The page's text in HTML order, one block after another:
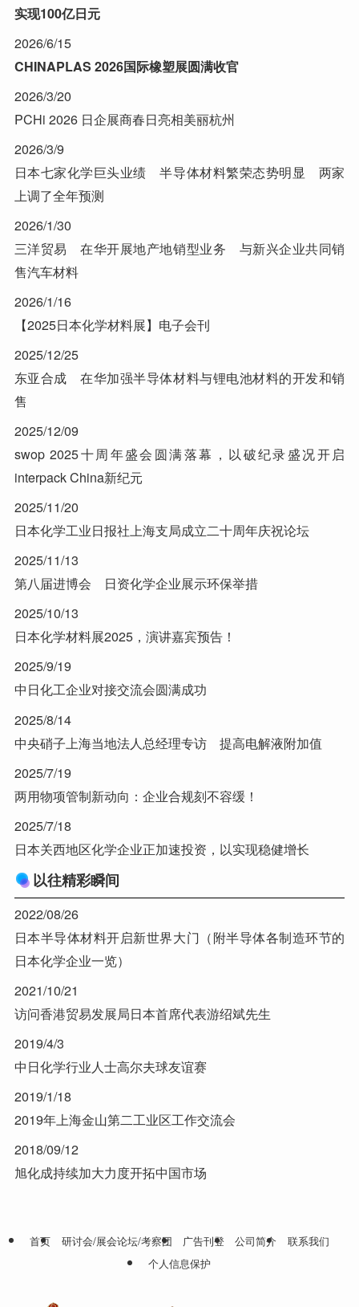
实现100亿日元
2026/6/15
CHINAPLAS 2026国际橡塑展圆满收官
2026/3/20
PCHi 2026 日企展商春日亮相美丽杭州
2026/3/9
日本七家化学巨头业绩 半导体材料繁荣态势明显 两家
上调了全年预测
2026/1/30
三洋贸易 在华开展地产地销型业务 与新兴企业共同销
售汽车材料
2026/1/16
【2025日本化学材料展】电子会刊
2025/12/25
东亚合成 在华加强半导体材料与锂电池材料的开发和销
售
2025/12/09
swop 2025十周年盛会圆满落幕，以破纪录盛况开启
interpack China新纪元
2025/11/20
日本化学工业日报社上海支局成立二十周年庆祝论坛
2025/11/13
第八届进博会 日资化学企业展示环保举措
2025/10/13
日本化学材料展2025，演讲嘉宾预告！
2025/9/19
中日化工企业对接交流会圆满成功
2025/8/14
中央硝子上海当地法人总经理专访 提高电解液附加值
2025/7/19
两用物项管制新动向：企业合规刻不容缓！
2025/7/18
日本关西地区化学企业正加速投资，以实现稳健增长
以往精彩瞬间
2022/08/26
日本半导体材料开启新世界大门（附半导体各制造环节的
日本化学企业一览）
2021/10/21
访问香港贸易发展局日本首席代表游绍斌先生
2019/4/3
中日化学行业人士高尔夫球友谊赛
2019/1/18
2019年上海金山第二工业区工作交流会
2018/09/12
旭化成持续加大力度开拓中国市场
首页 研讨会/展会论坛/考察团 广告刊登 公司简介
联系我们
个人信息保护